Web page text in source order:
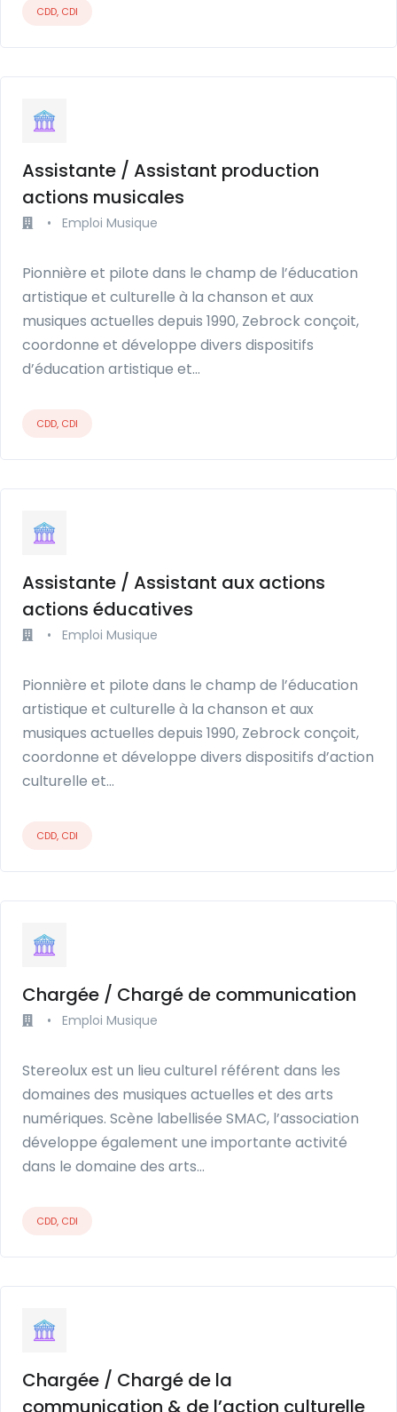
CDD, CDI
Assistante / Assistant production
actions musicales
• Emploi Musique
Pionnière et pilote dans le champ de l’éducation
artistique et culturelle à la chanson et aux
musiques actuelles depuis 1990, Zebrock conçoit,
coordonne et développe divers dispositifs
d’éducation artistique et…
CDD, CDI
Assistante / Assistant aux actions
actions éducatives
• Emploi Musique
Pionnière et pilote dans le champ de l’éducation
artistique et culturelle à la chanson et aux
musiques actuelles depuis 1990, Zebrock conçoit,
coordonne et développe divers dispositifs d’action
culturelle et…
CDD, CDI
Chargée / Chargé de communication
• Emploi Musique
Stereolux est un lieu culturel référent dans les
domaines des musiques actuelles et des arts
numériques. Scène labellisée SMAC, l’association
développe également une importante activité
dans le domaine des arts…
CDD, CDI
Chargée / Chargé de la
communication & de l’action culturelle